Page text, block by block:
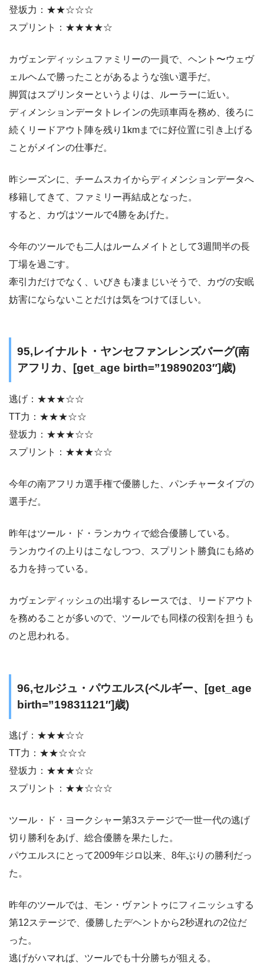
登坂力：★★☆☆☆
スプリント：★★★★☆
カヴェンディッシュファミリーの一員で、ヘント〜ウェヴ
ェルヘムで勝ったことがあるような強い選手だ。
脚質はスプリンターというよりは、ルーラーに近い。
ディメンションデータトレインの先頭車両を務め、後ろに
続くリードアウト陣を残り1kmまでに好位置に引き上げる
ことがメインの仕事だ。
昨シーズンに、チームスカイからディメンションデータへ
移籍してきて、ファミリー再結成となった。
すると、カヴはツールで4勝をあげた。
今年のツールでも二人はルームメイトとして3週間半の長
丁場を過ごす。
牽引力だけでなく、いびきも凄まじいそうで、カヴの安眠
妨害にならないことだけは気をつけてほしい。
95,レイナルト・ヤンセファンレンズバーグ(南
アフリカ、[get_age birth=”19890203″]歳)
逃げ：★★★☆☆
TT力：★★★☆☆
登坂力：★★★☆☆
スプリント：★★★☆☆
今年の南アフリカ選手権で優勝した、パンチャータイプの
選手だ。
昨年はツール・ド・ランカウィで総合優勝している。
ランカウイの上りはこなしつつ、スプリント勝負にも絡め
る力を持っている。
カヴェンディッシュの出場するレースでは、リードアウト
を務めることが多いので、ツールでも同様の役割を担うも
のと思われる。
96,セルジュ・パウエルス(ベルギー、[get_age
birth=”19831121″]歳)
逃げ：★★★☆☆
TT力：★★☆☆☆
登坂力：★★★☆☆
スプリント：★★☆☆☆
ツール・ド・ヨークシャー第3ステージで一世一代の逃げ
切り勝利をあげ、総合優勝を果たした。
パウエルスにとって2009年ジロ以来、8年ぶりの勝利だっ
た。
昨年のツールでは、モン・ヴァントゥにフィニッシュする
第12ステージで、優勝したデヘントから2秒遅れの2位だ
った。
逃げがハマれば、ツールでも十分勝ちが狙える。